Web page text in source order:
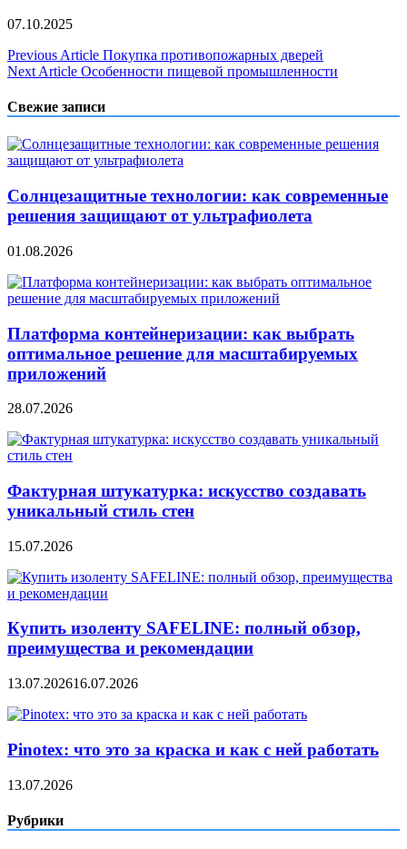
07.10.2025
Навигация
по
записям
Previous Article Покупка противопожарных дверей
Next Article Особенности пищевой промышленности
Свежие записи
Солнцезащитные технологии: как современные
решения защищают от ультрафиолета
01.08.2026
Платформа контейнеризации: как выбрать
оптимальное решение для масштабируемых
приложений
28.07.2026
Фактурная штукатурка: искусство создавать
уникальный стиль стен
15.07.2026
Купить изоленту SAFELINE: полный обзор,
преимущества и рекомендации
13.07.202616.07.2026
Pinotex: что это за краска и как с ней работать
13.07.2026
Рубрики